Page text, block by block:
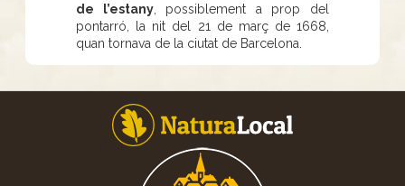
de l’estany, possiblement a prop del
pontarró, la nit del 21 de març de 1668,
quan tornava de la ciutat de Barcelona.